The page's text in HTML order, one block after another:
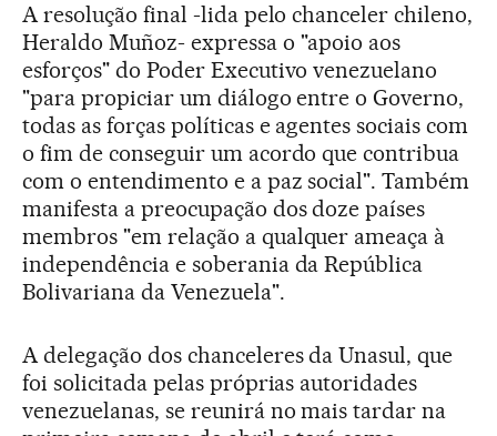
A resolução final -lida pelo chanceler chileno,
Heraldo Muñoz- expressa o "apoio aos
esforços" do Poder Executivo venezuelano
"para propiciar um diálogo entre o Governo,
todas as forças políticas e agentes sociais com
o fim de conseguir um acordo que contribua
com o entendimento e a paz social". Também
manifesta a preocupação dos doze países
membros "em relação a qualquer ameaça à
independência e soberania da República
Bolivariana da Venezuela".
A delegação dos chanceleres da Unasul, que
foi solicitada pelas próprias autoridades
venezuelanas, se reunirá no mais tardar na